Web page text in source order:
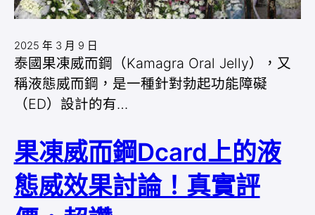
2025 年 3 月 9 日
泰國果凍威而鋼（Kamagra Oral Jelly），又
稱液態威而鋼，是一種針對勃起功能障礙
（ED）設計的有…
果凍威而鋼Dcard上的液
態威效果討論！真實評